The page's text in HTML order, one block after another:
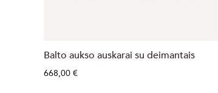
Balto aukso auskarai su deimantais
668,00 €